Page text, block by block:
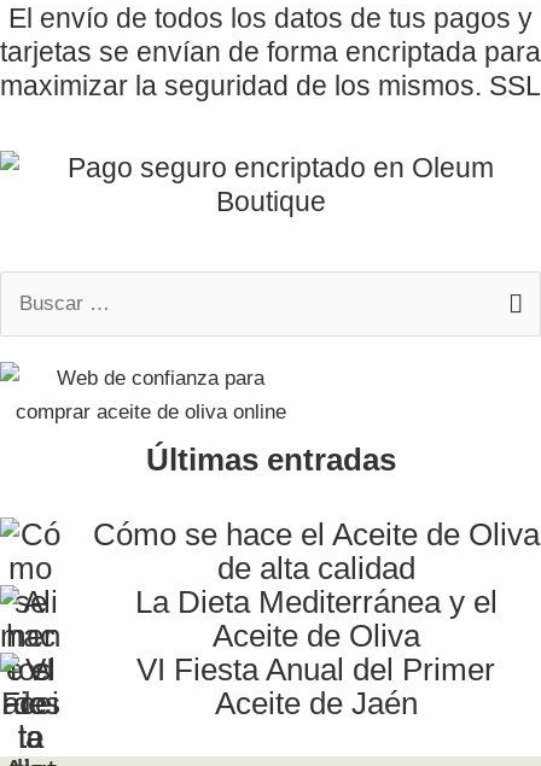
El envío de todos los datos de tus pagos y
tarjetas se envían de forma encriptada para
maximizar la seguridad de los mismos. SSL
Últimas entradas
Cómo se hace el Aceite de Oliva
de alta calidad
La Dieta Mediterránea y el
Aceite de Oliva
VI Fiesta Anual del Primer
Aceite de Jaén